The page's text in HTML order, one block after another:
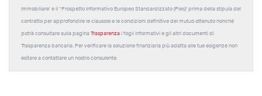
Immobiliare' e il “Prospetto Informativo Europeo Standardizzato (Pies)' prima della stipula del
contratto per approfondire le clausole e le condizioni definitive del mutuo ottenuto nonché
potrà consultare sulla pagina Trasparenza i fogli informativi e gli altri documenti di
Trasparenza bancaria. Per verificare la soluzione finanziaria più adatta alle tue esigenze non
esitare a contattare un nostro consulente.